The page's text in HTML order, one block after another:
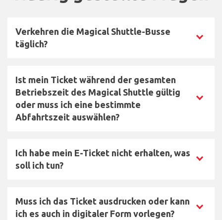
Verkehren die Magical Shuttle-Busse
täglich?
Cliquez pour afficher la réponse
das ganze Jahr über ohne Unterbrechung. Bitte
beachten Sie unsereFahrpläne, bevor Sie
reservieren.
Ist mein Ticket während der gesamten
Betriebszeit des Magical Shuttle gültig
oder muss ich eine bestimmte
Abfahrtszeit auswählen?
Cliquez pour afficher la réponse
Betriebszeiten des Magical Shuttle gültig. Bei der
Buchung muss keine bestimmte Abfahrtszeit
Fahrpläneunserer Busse finden Sie hier.
Ich habe mein E-Ticket nicht erhalten, was
soll ich tun?
Cliquez pour afficher la réponse
Ausdrucken Ihres Tickets angeboten. Wenn Sie
Muss ich das Ticket ausdrucken oder kann
ich es auch in digitaler Form vorlegen?
Cliquez pour afficher la réponse